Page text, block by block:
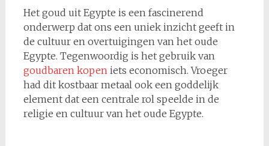
Het goud uit Egypte is een fascinerend
onderwerp dat ons een uniek inzicht geeft in
de cultuur en overtuigingen van het oude
Egypte. Tegenwoordig is het gebruik van
goudbaren kopeniets economisch. Vroeger
had dit kostbaar metaal ook een goddelijk
element dat een centrale rol speelde in de
religie en cultuur van het oude Egypte.